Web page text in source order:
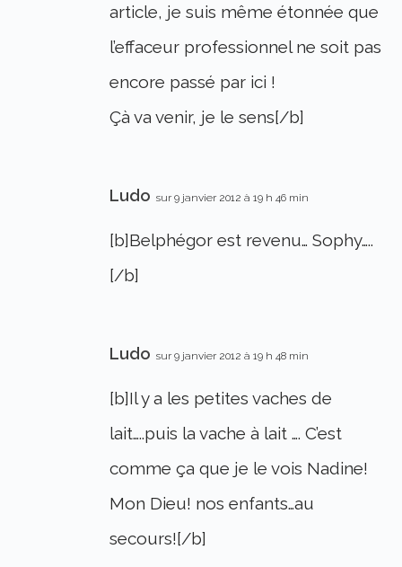
article, je suis même étonnée que
l’effaceur professionnel ne soit pas
encore passé par ici !
Çà va venir, je le sens[/b]
Ludo sur 9 janvier 2012 à 19 h 46 min
[b]Belphégor est revenu… Sophy…..
[/b]
Ludo sur 9 janvier 2012 à 19 h 48 min
[b]Il y a les petites vaches de
lait…..puis la vache à lait …. C’est
comme ça que je le vois Nadine!
Mon Dieu! nos enfants…au
secours![/b]